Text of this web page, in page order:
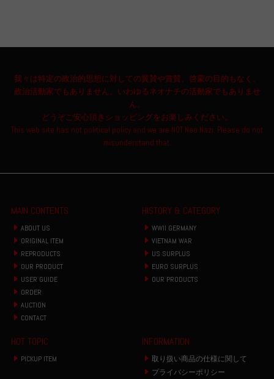
我々は特定の政治的思想に対しての翼賛や賞賛、啓蒙の目的もなく、
政治活動家でもありません。いわゆるネオナチの活動家でもありませ
ん。
どうぞご安心頂きショッピングをお楽しみください。
This web site has not political policy and we are NOT Neo Nazi. Please do not
misunderstand that.
MAIN CONTENTS
ABOUT US
ORIGINAL ITEM
REPRODUCTS
OUR PRODUCT
USER GUIDE
ORDER
AUCTION
CONTACT
HISTORY & CATEGORY
WWII GERMANY
VIETNAM WAR
US SURPLUS
EURO SURPLUS
OUR PRODUCTS
HOT TOPIC
PICKUP ITEM
INFORMATION
取り扱い商品の仕様に関して
プライバシーポリシー